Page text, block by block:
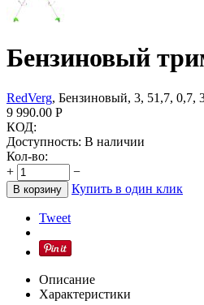
Бензиновый
RedVerg, Бензиновый, 3, 51,7, 0,7,
9 990.00 Р
КОД:
Доступность: В наличии
Кол-во:
+
−
В корзину Купить в один клик
Tweet
Описание
Характеристики